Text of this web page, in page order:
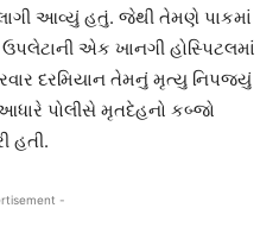
આવ્યું હતું. જેથી તેમણે પાકમાં
ઉપલેટાની એક ખાનગી હોસ્પિટલમાં
દરમિયાન તેમનું મૃત્યુ નિપજ્યું
પોલીસે મૃતદેહનો કબ્જો
હતી.
-